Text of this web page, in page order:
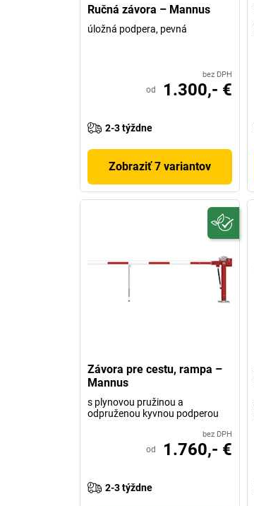
Ručná závora – Mannus
úložná podpera, pevná
bez DPH
od 1.300,- €
2-3 týždne
Zobraziť 7 variantov
Závora pre cestu, rampa –
Mannus
s plynovou pružinou a
odpruženou kyvnou podperou
bez DPH
od 1.760,- €
2-3 týždne